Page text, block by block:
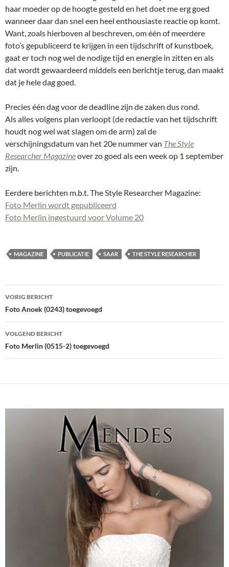
haar moeder op de hoogte gesteld en het doet me erg goed
wanneer daar dan snel een heel enthousiaste reactie op komt.
Want, zoals hierboven al beschreven, om één of meerdere
foto’s gepubliceerd te krijgen in een tijdschrift of kunstboek,
gaat er toch nog wel de nodige tijd en energie in zitten en als
dat wordt gewaardeerd middels een berichtje terug, dan maakt
dat je hele dag goed.
Precies één dag voor de deadline zijn de zaken dus rond.
Als alles volgens plan verloopt (de redactie van het tijdschrift
houdt nog wel wat slagen om de arm) zal de
verschijningsdatum van het 20e nummer van The Style
Researcher Magazineover zo goed als een week op 1 september
zijn.
Eerdere berichten m.b.t. The Style Researcher Magazine:
Foto Merlin wordt gepubliceerd
Foto Merlin ingestuurd voor Volume 20
MAGAZINE PUBLICATIE SAAR THE STYLE RESEARCHER
Bericht
navigatie
VORIG BERICHT
Foto Anoek (0243) toegevoegd
VOLGEND BERICHT
Foto Merlin (0515-2) toegevoegd